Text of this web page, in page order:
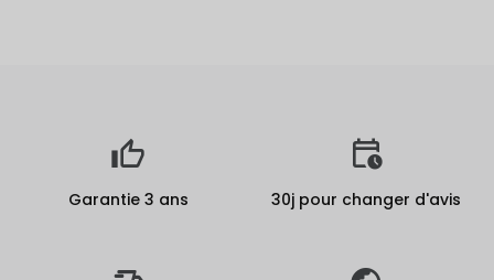
Garantie 3 ans 30j pour changer d'avis